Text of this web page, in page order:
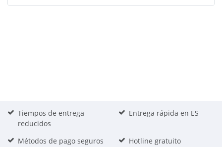
Tiempos de entrega
reducidos
Entrega rápida en ES
Métodos de pago seguros Hotline gratuito